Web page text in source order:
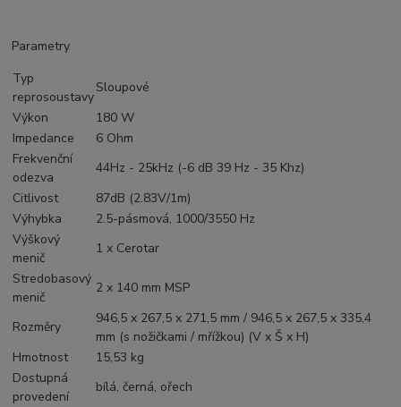
Parametry
Typ
reprosoustavy
Sloupové
Výkon
180 W
Impedance
6 Ohm
Frekvenční
odezva
44Hz - 25kHz (-6 dB 39 Hz - 35 Khz)
Citlivost
87dB (2.83V/1m)
Výhybka
2.5-pásmová, 1000/3550 Hz
Výškový
menič
1 x Cerotar
Stredobasový
menič
2 x 140 mm MSP
Rozměry
946,5 x 267,5 x 271,5 mm / 946,5 x 267,5 x 335,4
mm (s nožičkami / mřížkou) (V x Š x H)
Hmotnost
15,53 kg
Dostupná
provedení
bílá, černá, ořech